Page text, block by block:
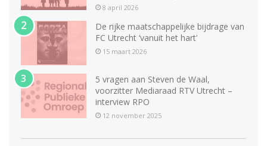
8 april 2026
De rijke maatschappelijke bijdrage van
FC Utrecht ‘vanuit het hart’
15 maart 2026
5 vragen aan Steven de Waal,
voorzitter Mediaraad RTV Utrecht –
interview RPO
12 november 2025